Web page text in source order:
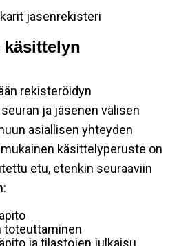
jäsenrekisteri
rekisteröidyn
ja jäsenen välisen
asiallisen yhteyden
käsittelyperuste on
etu, etenkin seuraaviin
toteuttaminen
ja tilastojen julkaisu